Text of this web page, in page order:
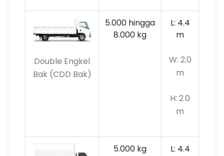
Double Engkel
Bak (CDD Bak)
5.000 hingga
8.000 kg
L: 4.4
m
W: 2.0
m
H: 2.0
m
5.000 kg
L: 4.4